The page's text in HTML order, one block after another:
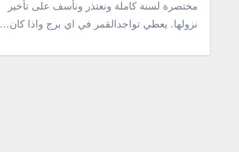
مختصرة لسنة كاملة ونعتذر ونأسف على تأخير
نزولها. يعطي تواجدالقمر في اي برج واذا كان…